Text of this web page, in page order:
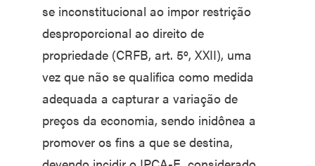
se inconstitucional ao impor restrição
desproporcional ao direito de
propriedade (CRFB, art. 5º, XXII), uma
vez que não se qualifica como medida
adequada a capturar a variação de
preços da economia, sendo inidônea a
promover os fins a que se destina,